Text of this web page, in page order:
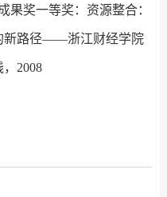
果奖一等奖：资源整合：
新路径——浙江财经学院
2008